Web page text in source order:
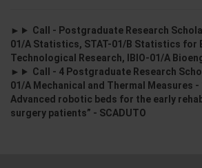
Call - Postgraduate Research
01/A Statistics, STAT-01/B Statistics for
Technological Research, IBIO-01/A
Call - 4 Postgraduate Research
01/A Mechanical and Thermal Measures -
Advanced robotic beds for the early
surgery patients” - SCADUTO